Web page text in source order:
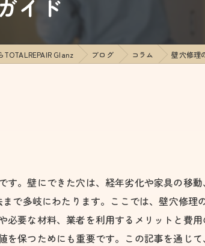
フローリング補修
イド
Glanz ブログ コラム 壁穴修理
。壁にできた穴は、経年劣化や家具の移
で多岐にわたります。ここでは、壁穴修理
要な材料、業者を利用するメリットと費用
保つためにも重要です。この記事を通じ